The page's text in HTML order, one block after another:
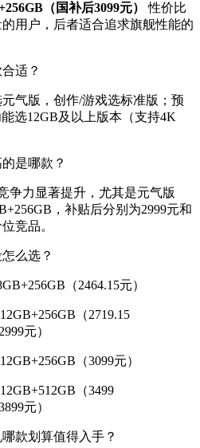
（国补后3099元）
性价比
用户，后者适合追求旗舰性能的
适？
气版，创作/游戏选标准版；预
选12GB及以上版本（支持4K
是哪款？
争力显著提升，尤其是元气版
，补贴后分别为2999元和
竞品。
么选？
（2464.15元）
（2719.15
元）
（3099元）
（3499
元）
款划算值得入手？